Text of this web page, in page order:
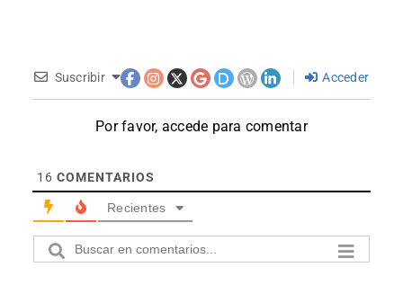
Suscribir Acceder
Por favor, accede para comentar
16 COMENTARIOS
Recientes